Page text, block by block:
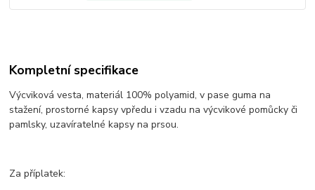
Kompletní specifikace
Výcviková vesta, materiál 100% polyamid, v pase guma na
stažení, prostorné kapsy vpředu i vzadu na výcvikové pomůcky či
pamlsky, uzavíratelné kapsy na prsou.
Za příplatek: